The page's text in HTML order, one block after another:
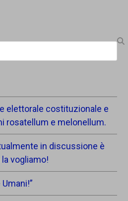
elettorale costituzionale e
rosatellum e melonellum.
in discussione è
vogliamo!